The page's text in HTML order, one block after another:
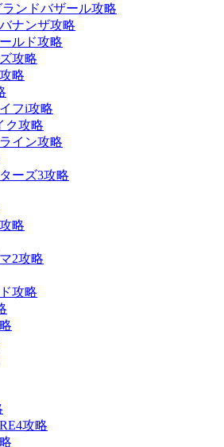
ンドバザール攻略
ナンザ攻略
ルド攻略
攻略
略
フi攻略
ク攻略
イン攻略
ーズ3攻略
略
2攻略
攻略
攻略